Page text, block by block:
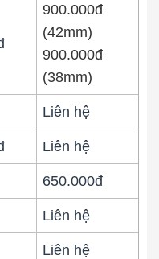
900.000đ
(42mm)
900.000đ
(38mm)
Liên hệ
Liên hệ
650.000đ
Liên hệ
Liên hệ